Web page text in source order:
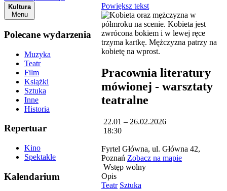
Kultura
Menu
Polecane wydarzenia
Muzyka
Teatr
Film
Książki
Sztuka
Inne
Historia
Repertuar
Kino
Spektakle
Kalendarium
Powiększ tekst
Pracownia literatury
mówionej - warsztaty
teatralne
22.01 – 26.02.2026
18:30
Fyrtel Główna, ul. Główna 42,
Poznań Zobacz na mapie
Wstęp wolny
Opis
Teatr Sztuka